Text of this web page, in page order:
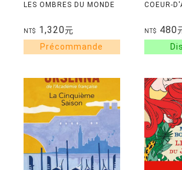
LES OMBRES DU MONDE
NT$ 1,320元
COEUR-
NT$ 480